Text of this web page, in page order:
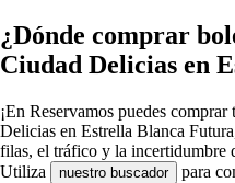
¿Dónde comprar
Ciudad Delicias en
¡En Reservamos puedes
Delicias en Estrella Blanca
filas, el tráfico y la incertidumbre
Utiliza
nuestro buscador
para